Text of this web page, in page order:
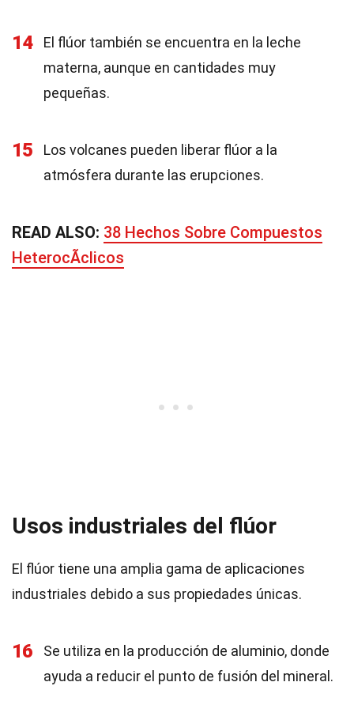
14
El flúor también se encuentra en la leche
materna, aunque en cantidades muy
pequeñas.
15
Los volcanes pueden liberar flúor a la
atmósfera durante las erupciones.
READ ALSO: 38 Hechos Sobre Compuestos
HeterocÃ­clicos
Usos industriales del flúor
El flúor tiene una amplia gama de aplicaciones
industriales debido a sus propiedades únicas.
16
Se utiliza en la producción de aluminio, donde
ayuda a reducir el punto de fusión del mineral.